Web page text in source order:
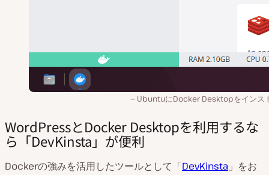
UbuntuにDocker Desktopをインス
WordPressとDocker Desktopを利用するな
ら「DevKinsta」が便利
Dockerの強みを活用したツールとして「DevKinsta 」をお